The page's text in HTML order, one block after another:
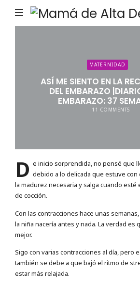
MATERNIDAD
ASÍ ME SIENTO EN LA
DEL EMBARAZO
EMBARAZO: 37
11 COMMENTS
D e inicio sorprendida, no pensé que
debido a lo delicada que estuve con
la madurez necesaria y salga cuando esté
de cocción.
Con las contracciones hace unas
la niña nacería antes y nada. La verdad es
mejor.
Sigo con varias contracciones al día, pero
también se debe a que bajó el ritmo de
estar más relajada.